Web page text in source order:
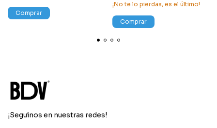
Comprar
¡No te lo pierdas, es el último!
Comprar
¡Seguinos en nuestras redes!